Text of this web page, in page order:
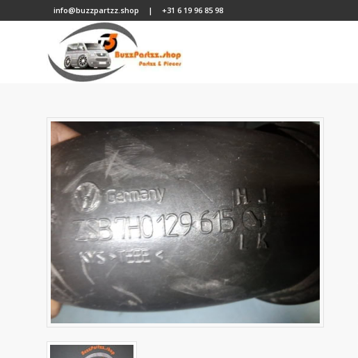
info@buzzpartzz.shop | +31 6 19 96 85 98